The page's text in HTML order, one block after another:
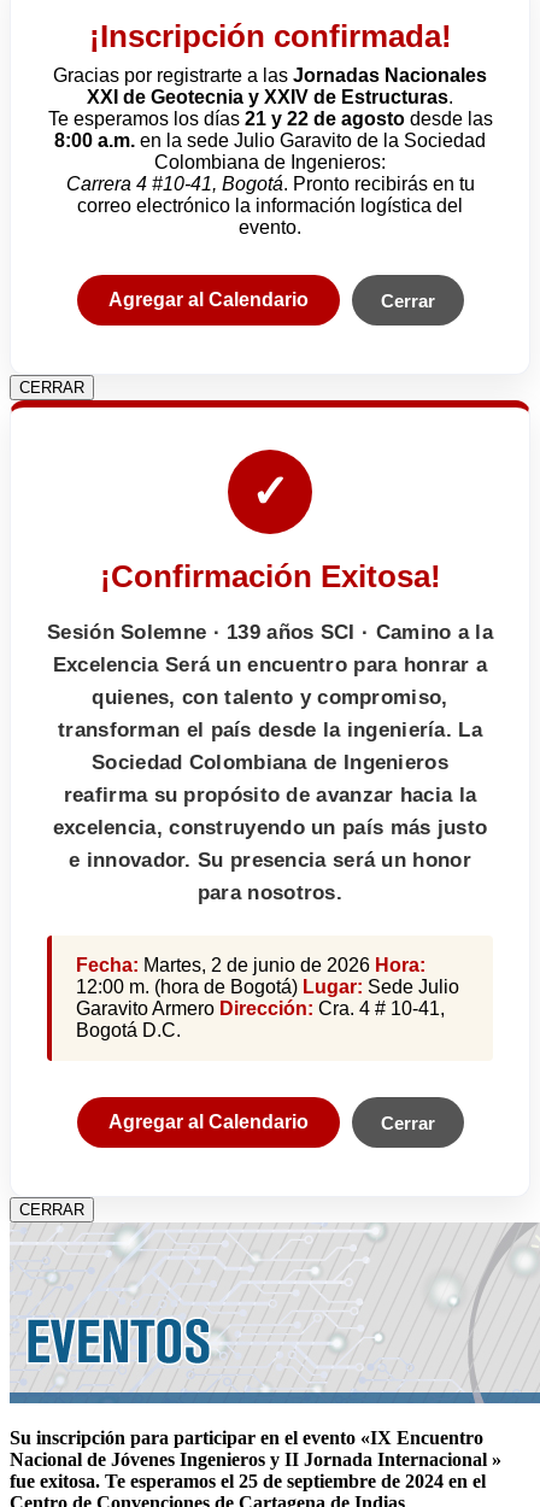
¡Inscripción confirmada!
Gracias por registrarte a las Jornadas Nacionales
XXI de Geotecnia y XXIV de Estructuras.
Te esperamos los días 21 y 22 de agostodesde las
8:00 a.m. en la sede Julio Garavito de la Sociedad
Colombiana de Ingenieros:
Carrera 4 #10-41, Bogotá. Pronto recibirás en tu
correo electrónico la información logística del
evento.
Agregar al Calendario Cerrar
CERRAR
✓
¡Confirmación Exitosa!
Sesión Solemne · 139 años SCI · Camino a la
Excelencia Será un encuentro para honrar a
quienes, con talento y compromiso,
transforman el país desde la ingeniería. La
Sociedad Colombiana de Ingenieros
reafirma su propósito de avanzar hacia la
excelencia, construyendo un país más justo
e innovador. Su presencia será un honor
para nosotros.
Fecha: Martes, 2 de junio de 2026 Hora:
12:00 m. (hora de Bogotá) Lugar: Sede Julio
Garavito Armero Dirección: Cra. 4 # 10-41,
Bogotá D.C.
Agregar al Calendario Cerrar
CERRAR
Su inscripción para participar en el evento «IX Encuentro
Nacional de Jóvenes Ingenieros y II Jornada Internacional »
fue exitosa. Te esperamos el 25 de septiembre de 2024 en el